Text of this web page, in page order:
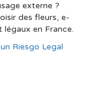
externe ?
des fleurs, e-
en France.